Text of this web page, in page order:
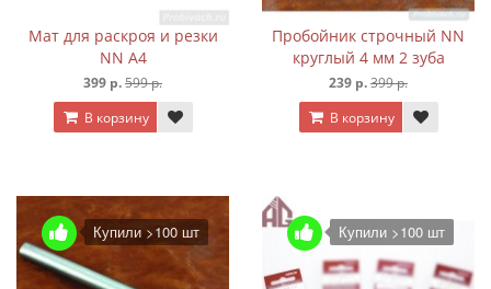
Мат для раскроя и резки
NN А4
399 р.599 р.
В корзину
Пробойник строчный NN
круглый 4 мм 2 зуба
239 р.399 р.
В корзину
Купили >100 шт Купили >100 шт